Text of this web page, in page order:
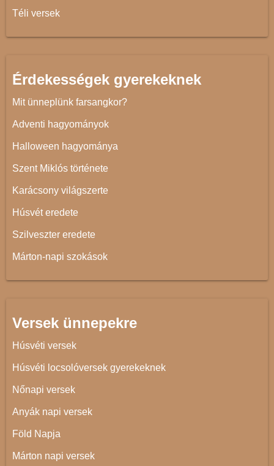
Téli versek
Érdekességek gyerekeknek
Mit ünneplünk farsangkor?
Adventi hagyományok
Halloween hagyománya
Szent Miklós története
Karácsony világszerte
Húsvét eredete
Szilveszter eredete
Márton-napi szokások
Versek ünnepekre
Húsvéti versek
Húsvéti locsolóversek gyerekeknek
Nőnapi versek
Anyák napi versek
Föld Napja
Márton napi versek